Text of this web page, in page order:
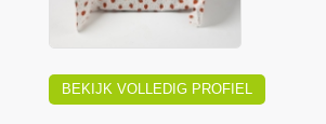
BEKIJK VOLLEDIG PROFIEL